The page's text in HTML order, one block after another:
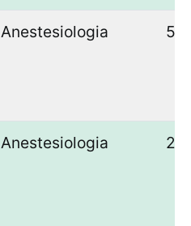
Anestesiologia 5
Anestesiologia 2